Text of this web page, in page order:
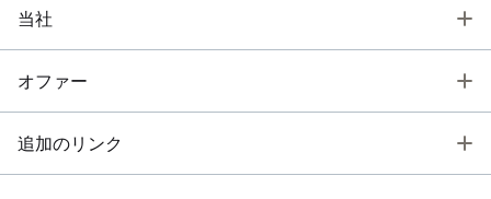
当社
オファー
追加のリンク